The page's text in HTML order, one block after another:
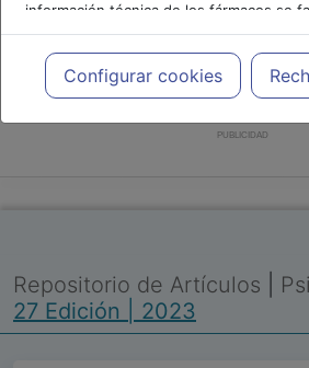
información técnica de los fármacos se
meramente informativo, siendo
profesionales facultados prescribir
cada caso concreto, el tratamiento más
necesidades del paciente.
Configurar cookies
PUBLICIDAD
Repositorio de Artículos
27 Edición | 2023